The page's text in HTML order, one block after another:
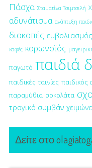
Πάσχα Σταματίνα Τσιμτσιλή
αδυνάτισμα ανάπτυξη
διακοπές εμβολιασμός
καφές κορωνοϊός
παγωτό παιδιά
παιδικές ταινίες παιδικός
παραμύθια σοκολάτα
τραγικό συμβάν
Δείτε στο